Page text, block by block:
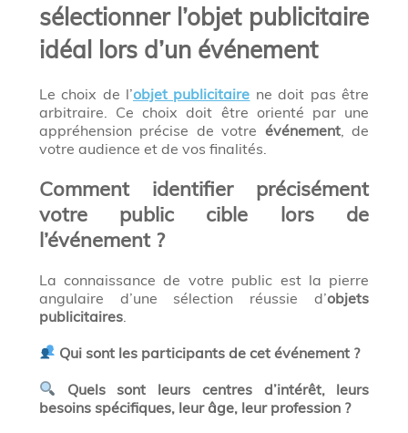
sélectionner l’objet publicitaire
idéal lors d’un événement
Le choix de l’objet publicitaire ne doit pas être
arbitraire. Ce choix doit être orienté par une
appréhension précise de votre événement, de
votre audience et de vos finalités.
Comment identifier précisément
votre public cible lors de
l’événement ?
La connaissance de votre public est la pierre
angulaire d’une sélection réussie d’objets
publicitaires.
Qui sont les participants de cet événement ?
Quels sont leurs centres d’intérêt, leurs
besoins spécifiques, leur âge, leur profession ?